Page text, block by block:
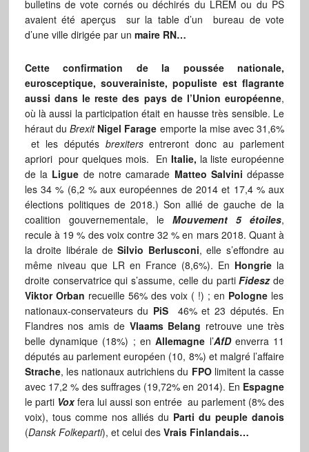
bulletins de vote cornés ou déchirés du LREM ou du PS
avaient été aperçus sur la table d’un bureau de vote
d’une ville dirigée par un maire RN…
Cette confirmation de la poussée nationale,
eurosceptique, souverainiste, populiste est flagrante
aussi dans le reste des pays de l’Union européenne,
où là aussi la participation était en hausse très sensible. Le
héraut du Brexit Nigel Farage emporte la mise avec 31,6%
et les députés brexitersentreront donc au parlement
apriori pour quelques mois. En Italie, la liste européenne
de la Ligue de notre camarade Matteo Salvini dépasse
les 34 % (6,2 % aux européennes de 2014 et 17,4 % aux
élections politiques de 2018.) Son allié de gauche de la
coalition gouvernementale, leMouvement 5 étoiles,
recule à 19 % des voix contre 32 % en mars 2018. Quant à
la droite libérale de Silvio Berlusconi, elle s’effondre au
même niveau que LR en France (8,6%). En Hongrie la
droite conservatrice qui s’assume, celle du partiFidesz de
Viktor Orban recueille 56% des voix ( !) ; en Pologne les
nationaux-conservateurs du PiS 46% et 23 députés. En
Flandres nos amis de Vlaams Belang retrouve une très
belle dynamique (18%) ; enAllemagne l’AfD enverra 11
députés au parlement européen (10, 8%) et malgré l’affaire
Strache, les nationaux autrichiens du FPOlimitent la casse
avec 17,2 % des suffrages (19,72% en 2014). En Espagne
le parti Voxfera lui aussi son entrée au parlement (8% des
voix), tous comme nos alliés du Parti du peuple danois
(Dansk Folkeparti), et celui des Vrais Finlandais…